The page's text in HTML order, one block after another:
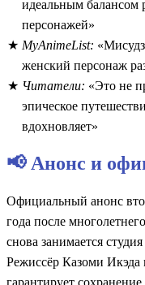
идеальным балансом
персонажей»
MyAnimeList:
женский персонаж
Читатели: «Это не
эпическое
вдохновляет»
📢 Анонс и
Официальный анонс
года после
снова занимается
Режиссёр Казоми Икэда
гарантирует